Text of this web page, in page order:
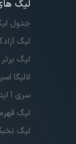
لیگ
جدول
لیگ
لیگ
لالیگا
سری آ
لیگ
لیگ